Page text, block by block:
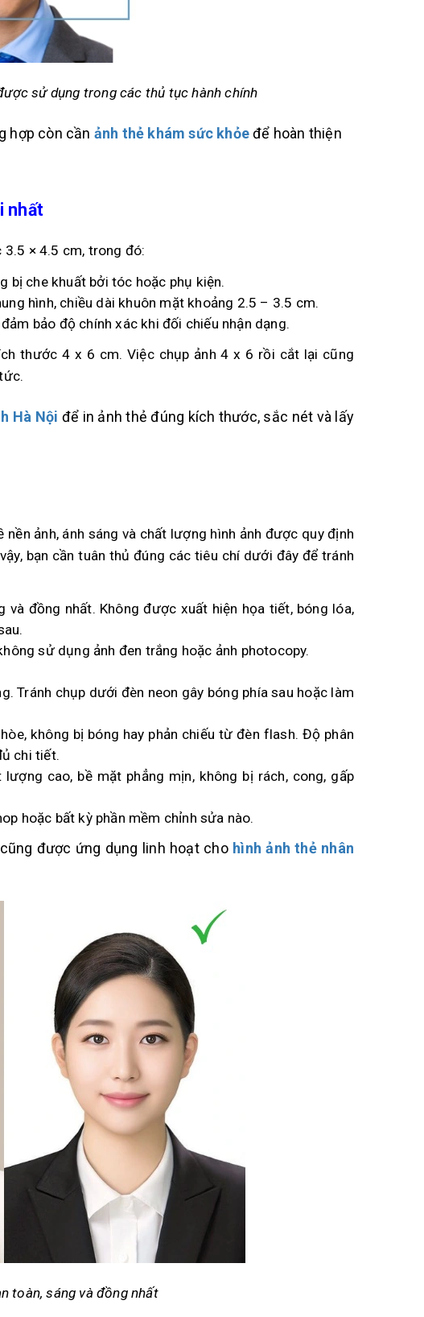
sử dụng trong các thủ tục hành chính
hợp còn cần ảnh thẻ khám sức khỏeđể hoàn thiện
nhất
× 4.5 cm, trong đó:
bị che khuất bởi tóc hoặc phụ kiện.
hình, chiều dài khuôn mặt khoảng 2.5 – 3.5 cm.
bảo độ chính xác khi đối chiếu nhận dạng.
thước 4 x 6 cm. Việc chụp ảnh 4 x 6 rồi cắt lại cũng
Hà Nội để in ảnh thẻ đúng kích thước, sắc nét và lấy
ảnh, ánh sáng và chất lượng hình ảnh được quy định
bạn cần tuân thủ đúng các tiêu chí dưới đây để tránh
và đồng nhất. Không được xuất hiện họa tiết, bóng lóa,
sử dụng ảnh đen trắng hoặc ảnh photocopy.
Tránh chụp dưới đèn neon gây bóng phía sau hoặc làm
không bị bóng hay phản chiếu từ đèn flash. Độ phân
chi tiết.
cao, bề mặt phẳng mịn, không bị rách, cong, gấp
hoặc bất kỳ phần mềm chỉnh sửa nào.
được ứng dụng linh hoạt cho hình ảnh thẻ nhân
toàn, sáng và đồng nhất